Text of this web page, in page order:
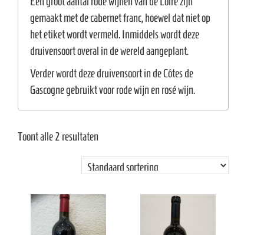
gemaakt met de cabernet franc, hoewel dat niet op
het etiket wordt vermeld. Inmiddels wordt deze
druivensoort overal in de wereld aangeplant.
Verder wordt deze druivensoort in de Côtes de
Gascogne gebruikt voor rode wijn en rosé wijn.
Toont alle 2 resultaten